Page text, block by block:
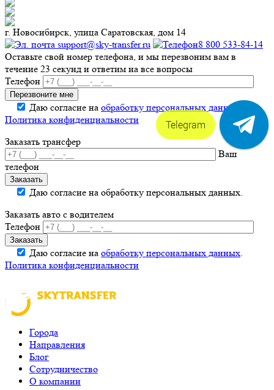
г. Новосибирск, улица Саратовская, дом 14
support@sky-transfer.ru
8 800 533-84-14
Оставьте свой номер телефона, и мы перезвоним вам в
течение 23 секунд и ответим на все вопросы
Телефон
Даю согласие на обработку персональных данных
Политика конфиденциальности
Заказать трансфер
Ваш
телефон
Даю согласие на обработку персональных данных.
Заказать авто с водителем
Телефон
Даю согласие на обработку персональных данных.
Политика конфиденциальности
Города
Направления
Блог
Сотрудничество
О компании
Telegram